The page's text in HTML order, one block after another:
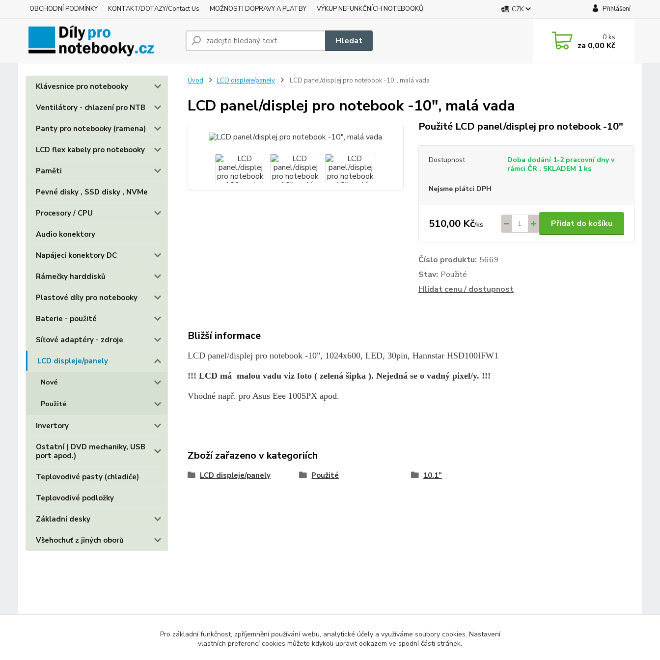
OBCHODNÍ PODMÍNKY KONTAKT/DOTAZY/Contact Us MOŽNOSTI DOPRAVY A PLATBY VÝKUP NEFUNKČNÍCH NOTEBOOKŮ CZK Přihlášení
Hledat 0ks
za 0,00 Kč
Klávesnice pro notebooky
Ventilátory - chlazení pro NTB
Panty pro notebooky (ramena)
LCD flex kabely pro notebooky
Paměti
Pevné disky , SSD disky , NVMe
Procesory / CPU
Audio konektory
Napájecí konektory DC
Rámečky harddisků
Plastové díly pro notebooky
Baterie - použité
Síťové adaptéry - zdroje
LCD displeje/panely
Nové
Použité
Invertory
Ostatní ( DVD mechaniky, USB
port apod.)
Teplovodivé pasty (chladiče)
Teplovodivé podložky
Základní desky
Všehochuť z jiných oborů
Úvod LCD displeje/panely LCD panel/displej pro notebook -10", malá vada
LCD panel/displej pro notebook -10", malá vada
Použité LCD panel/displej pro notebook -10"
Dostupnost
Doba dodání 1-2 pracovní dny v
rámci ČR , SKLADEM 1 ks
Nejsme plátci DPH
510,00 Kč/ks Přidat do košíku
Číslo produktu: 5669
Stav: Použité
Hlídat cenu / dostupnost
Bližší informace
LCD panel/displej pro notebook -10", 1024x600, LED, 30pin, Hannstar HSD100IFW1
!!! LCD má malou vadu viz foto ( zelená šipka ). Nejedná se o vadný pixel/y. !!!
Vhodné např. pro Asus Eee 1005PX apod.
Zboží zařazeno v kategoriích
LCD displeje/panely Použité 10.1"
Pro základní funkčnost, zpříjemnění používání webu, analytické účely a využíváme soubory cookies. Nastavení
vlastních preferencí cookies můžete kdykoli upravit odkazem ve spodní části stránek.